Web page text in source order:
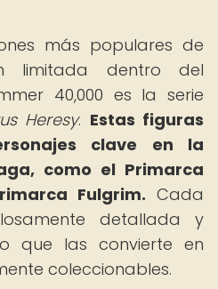
más populares de
limitada dentro del
40,000 es la serie
Heresy. Estas figuras
clave en la
como el Primarca
Fulgrim. Cada
detallada y
que las convierte en
coleccionables.